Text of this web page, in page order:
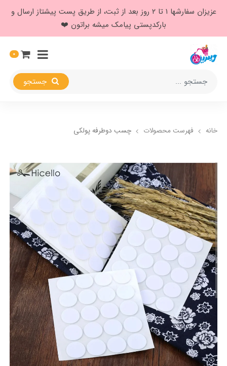
عزیزان سفارشها ۱ تا ۲ روز بعد از ثبت، از طریق پست پیشتاز ارسال و
بارکدپستی پیامک میشه براتون ❤️
0
خانه فهرست محصولات چسب دوطرفه پولکی